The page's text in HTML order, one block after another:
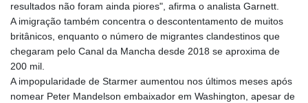
resultados não foram ainda piores", afirma o analista Garnett.
A imigração também concentra o descontentamento de muitos
britânicos, enquanto o número de migrantes clandestinos que
chegaram pelo Canal da Mancha desde 2018 se aproxima de
200 mil.
A impopularidade de Starmer aumentou nos últimos meses após
nomear Peter Mandelson embaixador em Washington, apesar de